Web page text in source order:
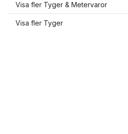
Visa fler Tyger & Metervaror
Visa fler Tyger